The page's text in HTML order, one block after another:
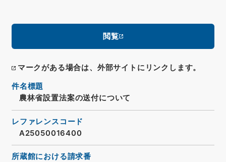
閲覧
マークがある場合は、外部サイトにリンクします。
件名標題
農林省設置法案の送付について
レファレンスコード
A25050016400
所蔵館における請求番